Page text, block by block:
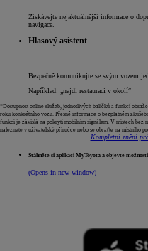
Získávejte nejaktuálnější informace o
navigace.
Hlasový asistent
Bezpečně komunikujte se svým vozem
Například: „najdi restauraci v okolí“
*Dostupnost online služeb, jednotlivých balíčků a funkcí
roku konkrétního vozu. Přesné informace o bezplatném
funkcí je závislá na pokrytí mobilním signálem. V místech
naleznete v uživatelské příručce nebo se obraťte na místního
Kompletní znění
Stáhněte si aplikaci MyToyota a objevte
(Opens in new window)